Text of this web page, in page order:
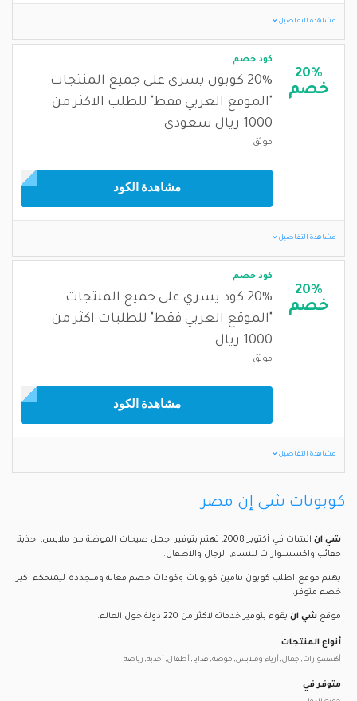
مشاهدة التفاصيل
20%
خصم
كود خصم
20% كوبون يسري على جميع المنتجات
"الموقع العربي فقط" للطلب الاكثر من
1000 ريال سعودي
موثق
مشاهدة الكود
مشاهدة التفاصيل
20%
خصم
كود خصم
20% كود يسري على جميع المنتجات
"الموقع العربي فقط" للطلبات اكثر من
1000 ريال
موثق
مشاهدة الكود
مشاهدة التفاصيل
كوبونات شي إن مصر
شي ان
انشات في أكتوبر 2008, تهتم بتوفير اجمل صيحات الموضة من ملابس, احذية,
حقائب واكسسوارات للنساء, الرجال والاطفال.
يهتم موقع اطلب كوبون بتامين كوبونات وكودات خصم فعالة ومتجددة ليمنحكم اكبر
خصم متوفر.
موقع شي ان يقوم بتوفير خدماته لاكثر من 220 دولة حول العالم.
أنواع المنتجات
أكسسوارات, جمال, أزياء وملابس, موضة, هدايا, أطفال, أحذية, رياضة
متوفر في